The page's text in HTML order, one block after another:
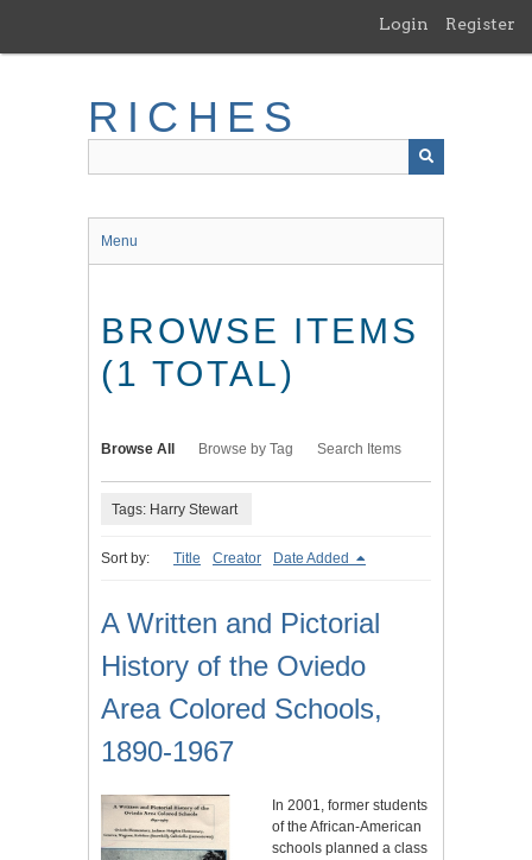
main
Login Register
RICHES
Menu
BROWSE ITEMS
(1 TOTAL)
Browse All Browse by Tag Search Items
Tags: Harry Stewart
Sort by: Title Creator Date Added
A Written and Pictorial
History of the Oviedo
Area Colored Schools,
1890-1967
In 2001, former students
of the African-American
schools planned a class